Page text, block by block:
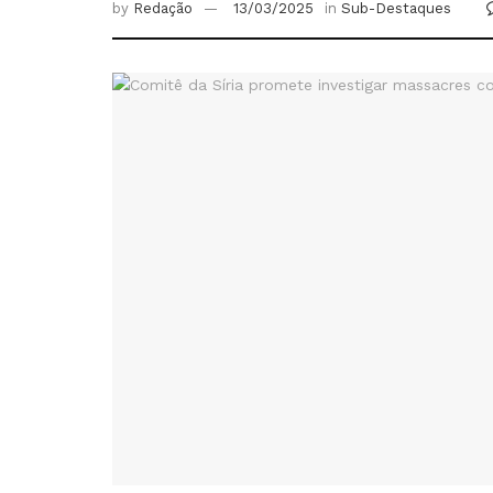
by Redação 13/03/2025 in Sub-Destaques